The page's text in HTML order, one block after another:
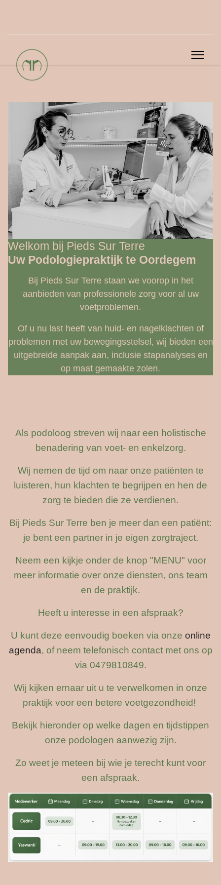
Welkom bij Pieds Sur Terre
Uw Podologiepraktijk te Oordegem
Bij Pieds Sur Terre staan we voorop in het
aanbieden van professionele zorg voor al uw
voetproblemen.
Of u nu last heeft van huid- en nagelklachten of
problemen met uw bewegingsstelsel, wij bieden een
uitgebreide aanpak aan, inclusie stapanalyses en
op maat gemaakte zolen.
Als podoloog streven wij naar een holistische
benadering van voet- en enkelzorg.
Wij nemen de tijd om naar onze patiënten te
luisteren, hun klachten te begrijpen en hen de
zorg te bieden die ze verdienen.
Bij Pieds Sur Terre ben je meer dan een patiënt:
je bent een partner in je eigen zorgtraject.
Neem een kijkje onder de knop "MENU" voor
meer informatie over onze diensten, ons team
en de praktijk.
Heeft u interesse in een afspraak?
U kunt deze eenvoudig boeken via onze online
agenda, of neem telefonisch contact met ons op
via 0479810849.
Wij kijken ernaar uit u te verwelkomen in onze
praktijk voor een betere voetgezondheid!
Bekijk hieronder op welke dagen en tijdstippen
onze podologen aanwezig zijn.
Zo weet je meteen bij wie je terecht kunt voor
een afspraak.